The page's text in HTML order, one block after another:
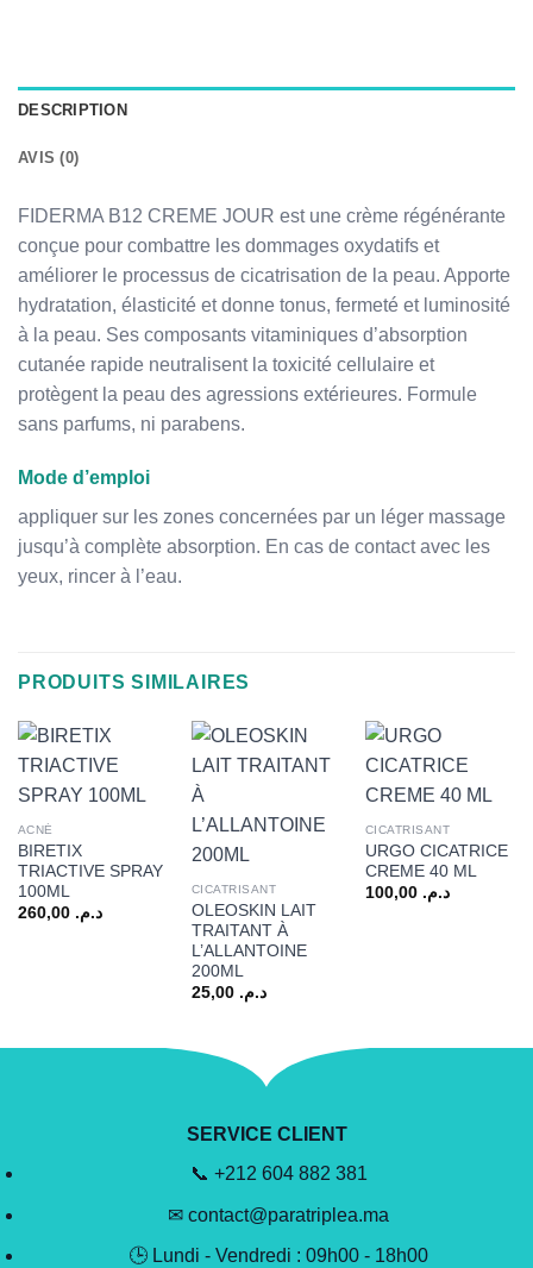
DESCRIPTION
AVIS (0)
FIDERMA B12 CREME JOUR est une crème régénérante
conçue pour combattre les dommages oxydatifs et
améliorer le processus de cicatrisation de la peau. Apporte
hydratation, élasticité et donne tonus, fermeté et luminosité
à la peau. Ses composants vitaminiques d’absorption
cutanée rapide neutralisent la toxicité cellulaire et
protègent la peau des agressions extérieures. Formule
sans parfums, ni parabens.
Mode d’emploi
appliquer sur les zones concernées par un léger massage
jusqu’à complète absorption. En cas de contact avec les
yeux, rincer à l’eau.
PRODUITS SIMILAIRES
ACNÉ
BIRETIX
TRIACTIVE SPRAY
100ML
د.م. 260,00
CICATRISANT
OLEOSKIN LAIT
TRAITANT À
L’ALLANTOINE
200ML
د.م. 25,00
CICATRISANT
URGO CICATRICE
CREME 40 ML
د.م. 100,00
SERVICE CLIENT
📞 +212 604 882 381
✉ contact@paratriplea.ma
🕒 Lundi - Vendredi : 09h00 - 18h00